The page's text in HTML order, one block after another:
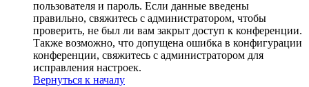
пользователя и пароль. Если данные введены
правильно, свяжитесь с администратором, чтобы
проверить, не был ли вам закрыт доступ к конференции.
Также возможно, что допущена ошибка в конфигурации
конференции, свяжитесь с администратором для
исправления настроек.
Вернуться к началу